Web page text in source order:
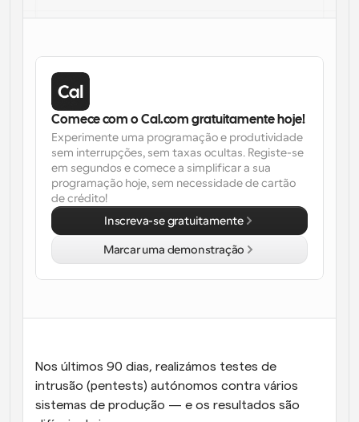
Nos últimos 90 dias, realizámos testes de
intrusão (pentests) autónomos contra vários
sistemas de produção — e os resultados são
Comece com o Cal.com gratuitamente hoje!
Experimente uma programação e produtividade
sem interrupções, sem taxas ocultas. Registe-se
em segundos e comece a simplificar a sua
programação hoje, sem necessidade de cartão
de crédito!
Inscreva-se gratuitamente
Marcar uma demonstração